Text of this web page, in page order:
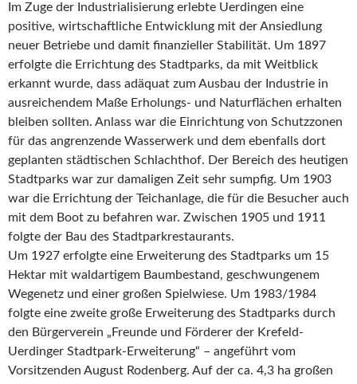
Im Zuge der Industrialisierung erlebte Uerdingen eine
positive, wirtschaftliche Entwicklung mit der Ansiedlung
neuer Betriebe und damit finanzieller Stabilität. Um 1897
erfolgte die Errichtung des Stadtparks, da mit Weitblick
erkannt wurde, dass adäquat zum Ausbau der Industrie in
ausreichendem Maße Erholungs- und Naturflächen erhalten
bleiben sollten. Anlass war die Einrichtung von Schutzzonen
für das angrenzende Wasserwerk und dem ebenfalls dort
geplanten städtischen Schlachthof. Der Bereich des heutigen
Stadtparks war zur damaligen Zeit sehr sumpfig. Um 1903
war die Errichtung der Teichanlage, die für die Besucher auch
mit dem Boot zu befahren war. Zwischen 1905 und 1911
folgte der Bau des Stadtparkrestaurants.
Um 1927 erfolgte eine Erweiterung des Stadtparks um 15
Hektar mit waldartigem Baumbestand, geschwungenem
Wegenetz und einer großen Spielwiese. Um 1983/1984
folgte eine zweite große Erweiterung des Stadtparks durch
den Bürgerverein „Freunde und Förderer der Krefeld-
Uerdinger Stadtpark-Erweiterung“ – angeführt vom
Vorsitzenden August Rodenberg. Auf der ca. 4,3 ha großen